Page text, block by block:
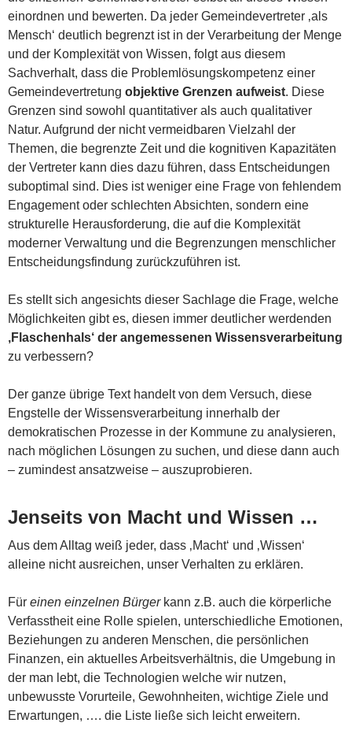
einordnen und bewerten. Da jeder Gemeindevertreter ‚als
Mensch‘ deutlich begrenzt ist in der Verarbeitung der Menge
und der Komplexität von Wissen, folgt aus diesem
Sachverhalt, dass die Problemlösungskompetenz einer
Gemeindevertretung objektive Grenzen aufweist. Diese
Grenzen sind sowohl quantitativer als auch qualitativer
Natur. Aufgrund der nicht vermeidbaren Vielzahl der
Themen, die begrenzte Zeit und die kognitiven Kapazitäten
der Vertreter kann dies dazu führen, dass Entscheidungen
suboptimal sind. Dies ist weniger eine Frage von fehlendem
Engagement oder schlechten Absichten, sondern eine
strukturelle Herausforderung, die auf die Komplexität
moderner Verwaltung und die Begrenzungen menschlicher
Entscheidungsfindung zurückzuführen ist.
Es stellt sich angesichts dieser Sachlage die Frage, welche
Möglichkeiten gibt es, diesen immer deutlicher werdenden
‚Flaschenhals‘ der angemessenen Wissensverarbeitung
zu verbessern?
Der ganze übrige Text handelt von dem Versuch, diese
Engstelle der Wissensverarbeitung innerhalb der
demokratischen Prozesse in der Kommune zu analysieren,
nach möglichen Lösungen zu suchen, und diese dann auch
– zumindest ansatzweise – auszuprobieren.
Jenseits von Macht und Wissen …
Aus dem Alltag weiß jeder, dass ‚Macht‘ und ‚Wissen‘
alleine nicht ausreichen, unser Verhalten zu erklären.
Für einen einzelnen Bürgerkann z.B. auch die körperliche
Verfasstheit eine Rolle spielen, unterschiedliche Emotionen,
Beziehungen zu anderen Menschen, die persönlichen
Finanzen, ein aktuelles Arbeitsverhältnis, die Umgebung in
der man lebt, die Technologien welche wir nutzen,
unbewusste Vorurteile, Gewohnheiten, wichtige Ziele und
Erwartungen, …. die Liste ließe sich leicht erweitern.